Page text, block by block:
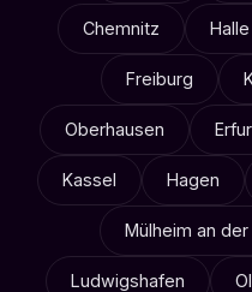
Chemnitz
Freiburg
Oberhausen
Kassel Hagen
Mülheim an der
Ludwigshafen